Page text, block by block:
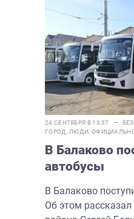
24 СЕНТЯБРЯ В 13:37 —
ГОРОД
ЛЮДИ
В Балаково
автобусы
В Балаково
Об этом